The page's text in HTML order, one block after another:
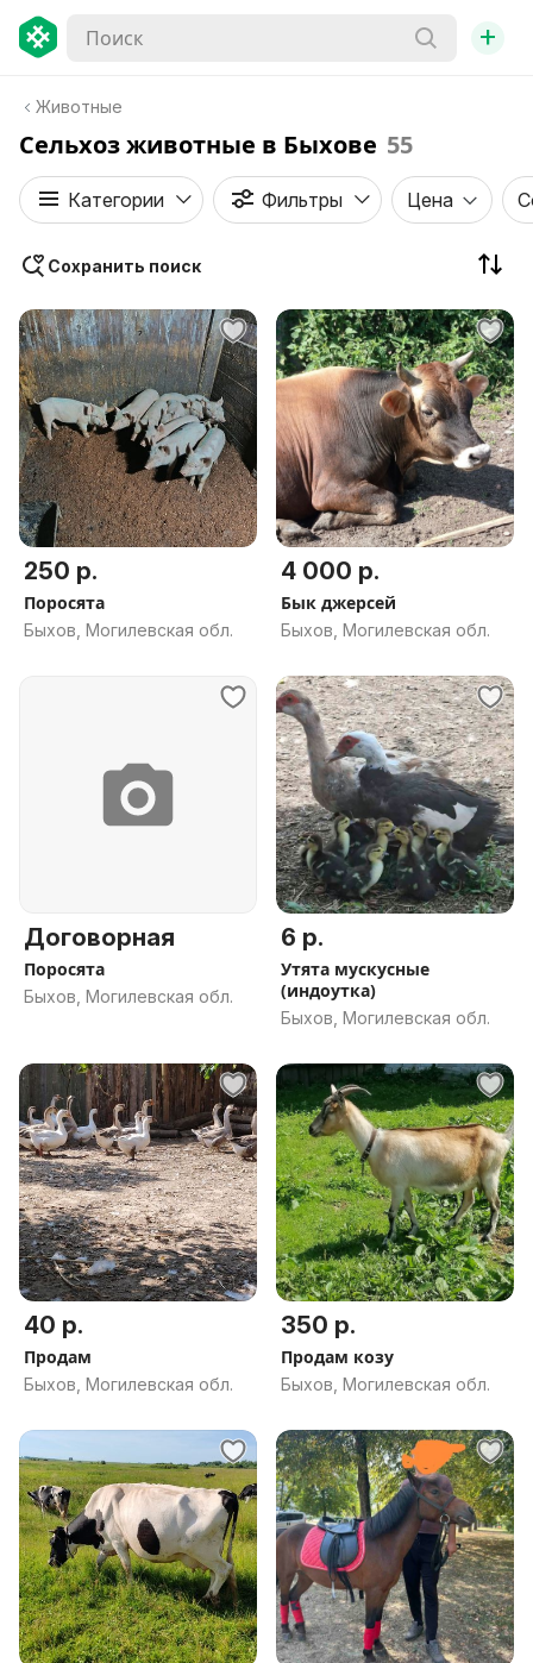
+
Животные
Сельхоз животные в Быхове 55
Категории Фильтры Цена
Сохранить поиск
250 р.
Поросята
Быхов, Могилевская обл.
4 000 р.
Бык джерсей
Быхов, Могилевская обл.
Договорная
Поросята
Быхов, Могилевская обл.
6 р.
Утята мускусные
(индоутка)
Быхов, Могилевская обл.
40 р.
Продам
Быхов, Могилевская обл.
350 р.
Продам козу
Быхов, Могилевская обл.